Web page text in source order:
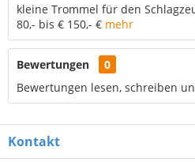
kleine Trommel für den
80,- bis € 150,- € mehr
Bewertungen
0
Bewertungen lesen, schreiben
Kontakt